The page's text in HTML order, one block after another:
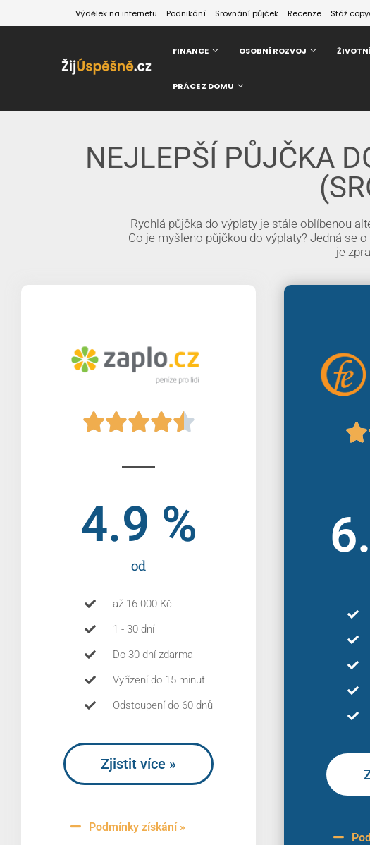
Výdělek na internetu Podnikání Srovnání půjček Recenze Stáž
FINANCE OSOBNÍ ROZVOJ
PRÁCE Z DOMU
NEJLEPŠÍ PŮJČKA
Rychlá půjčka do výplaty je stále oblíbenou
Co je myšleno půjčkou do výplaty? Jedná se
je

od
4.9 %
až 16 000 Kč
1 - 30 dní
Do 30 dní zdarma
Vyřízení do 15 minut
Odstoupení do 60 dnů
Zjistit více »
Podmínky získání »
